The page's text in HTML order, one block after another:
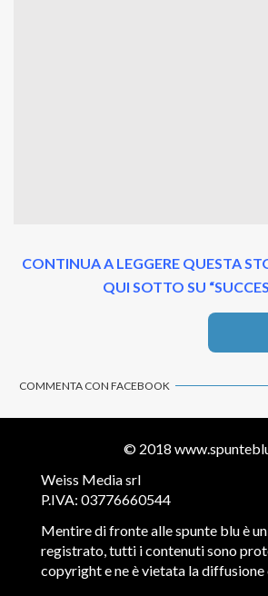
CONTINUA A LEGGERE QUESTA
QUI SOTTO SU
COMMENTA CON FACEBOOK
© 2018
Weiss Media srl
P.IVA: 03776660544
Mentire di fronte alle spunte blu è
registrato, tutti i contenuti sono
copyright e ne è vietata la